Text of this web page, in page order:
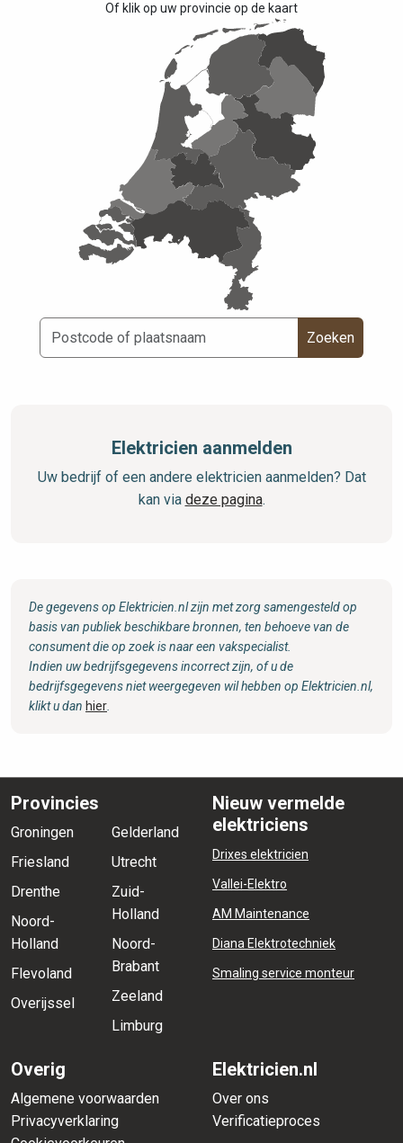
Of klik op uw provincie op de kaart
Zoeken
Elektricien aanmelden
Uw bedrijf of een andere elektricien aanmelden? Dat
kan via deze pagina.
De gegevens op Elektricien.nl zijn met zorg samengesteld op
basis van publiek beschikbare bronnen, ten behoeve van de
consument die op zoek is naar een vakspecialist.
Indien uw bedrijfsgegevens incorrect zijn, of u de
bedrijfsgegevens niet weergegeven wil hebben op Elektricien.nl,
klikt u dan hier
Provincies
Groningen
Friesland
Drenthe
Noord-
Holland
Flevoland
Overijssel
Gelderland
Utrecht
Zuid-
Holland
Noord-
Brabant
Zeeland
Limburg
Nieuw vermelde
elektriciens
Drixes elektricien
Vallei-Elektro
AM Maintenance
Diana Elektrotechniek
Smaling service monteur
Overig
Algemene voorwaarden
Privacyverklaring
Elektricien.nl
Over ons
Verificatieproces